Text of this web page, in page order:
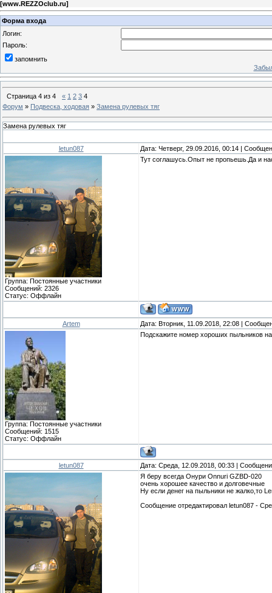
[www.REZZOclub.ru]
Форма входа
Логин:
Пароль:
запомнить
Страница 4 из 4 « 1 2 3 4
Форум » Подвеска, ходовая » Замена рулевых тяг
Замена рулевых тяг
letun087 Дата: Четверг, 29.09.2016, 00:14 |
Группа: Постоянные участники
Сообщений: 2326
Статус: Оффлайн
Тут соглашусь.Опыт не пропьешь.Да и
Artem Дата: Вторник, 11.09.2018, 22:08 |
Группа: Постоянные участники
Сообщений: 1515
Статус: Оффлайн
Подскажите номер хороших пыльников
letun087 Дата: Среда, 12.09.2018, 00:33 |
Я беру всегда Онури Onnuri GZBD-020
очень хорошее качество и долговечные
Ну если денег на пыльники не жалко,то
Сообщение отредактировал letun087 -